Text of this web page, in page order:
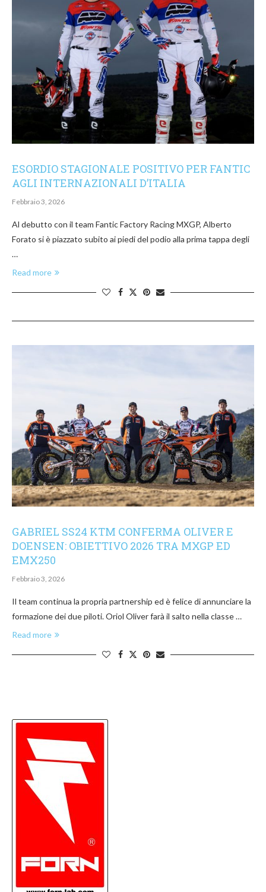
ESORDIO STAGIONALE POSITIVO PER FANTIC
AGLI INTERNAZIONALI D’ITALIA
Febbraio 3, 2026
Al debutto con il team Fantic Factory Racing MXGP, Alberto
Forato si è piazzato subito ai piedi del podio alla prima tappa degli
…
Read more
GABRIEL SS24 KTM CONFERMA OLIVER E
DOENSEN: OBIETTIVO 2026 TRA MXGP ED
EMX250
Febbraio 3, 2026
Il team continua la propria partnership ed è felice di annunciare la
formazione dei due piloti. Oriol Oliver farà il salto nella classe …
Read more